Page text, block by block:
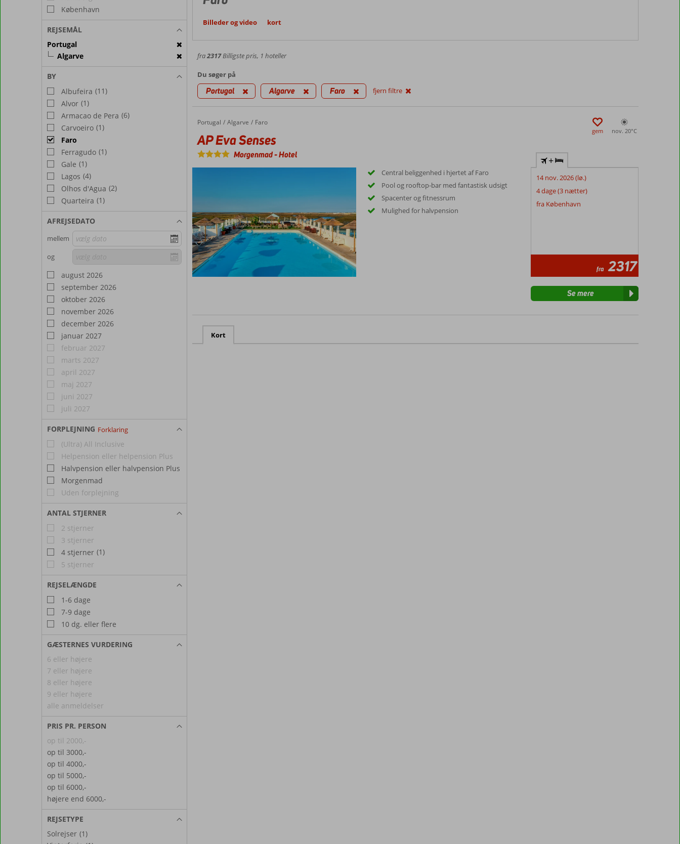
København
REJSEMÅL
Portugal
Algarve
BY
Albufeira (11)
Alvor (1)
Armacao de Pera (6)
Carvoeiro (1)
Faro
Ferragudo (1)
Gale (1)
Lagos (4)
Olhos d'Agua (2)
Quarteira (1)
AFREJSEDATO
mellem
og
august 2026
september 2026
oktober 2026
november 2026
december 2026
januar 2027
februar 2027
marts 2027
april 2027
maj 2027
juni 2027
juli 2027
FORPLEJNING Forklaring
(Ultra) All Inclusive
Helpension eller helpension Plus
Halvpension eller halvpension Plus
Morgenmad
Uden forplejning
ANTAL STJERNER
2 stjerner
3 stjerner
4 stjerner (1)
5 stjerner
REJSELÆNGDE
1-6 dage
7-9 dage
10 dg. eller flere
GÆSTERNES VURDERING
6 eller højere
7 eller højere
8 eller højere
9 eller højere
alle anmeldelser
PRIS PR. PERSON
op til 2000,-
op til 3000,-
op til 4000,-
op til 5000,-
op til 6000,-
højere end 6000,-
REJSETYPE
Solrejser (1)
Billeder og video kort
fra2317Billigste pris, 1 hoteller
Du søger på
Portugal Algarve Faro fjern filtre
Forside
Portugal Algarve Faro
AP Eva Senses
AP Eva Senses
Morgenmad-Hotel
gem nov. 20°C
Central beliggenhed i hjertet af Faro
Pool og rooftop-bar med fantastisk udsigt
Spacenter og fitnessrum
Mulighed for halvpension
+
14 nov. 2026 (lø.)
4 dage (3 nætter)
fra København
fra 2317
Se mere
Kort